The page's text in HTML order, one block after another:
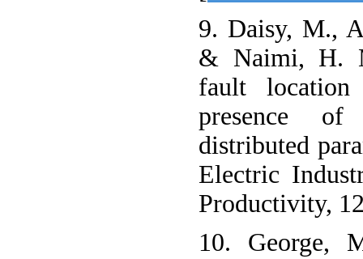
9. Daisy, M.,
& Naimi, H.
fault
presence
distributed
Electric
Productivity,
10. George,